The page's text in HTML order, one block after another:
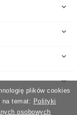



keyboard_arrow_down
plików cookies
na temat: Polityki
osobowych